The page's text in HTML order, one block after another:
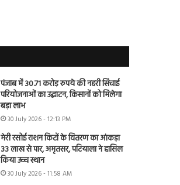
पंजाब में 30.71 करोड़ रुपये की नहरी सिंचाई
परियोजनाओं का उद्घाटन, किसानों को मिलेगा
बड़ा लाभ
30 July 2026 - 12:13 PM
मेरी रसोई राशन किटों के वितरण का आंकड़ा
33 लाख से पार, अमृतसर, पटियाला ने हासिल
किया उच्च स्थान
30 July 2026 - 11:58 AM